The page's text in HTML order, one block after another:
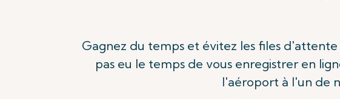
Gagnez du temps et évitez les files
pas eu le temps de vous enregistrer en
l'aéroport à l'un de